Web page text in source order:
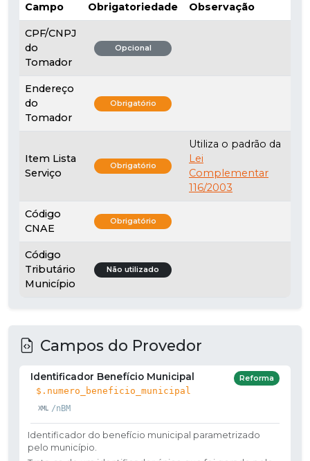
Campo Obrigatoriedade Observação
CPF/CNPJ
do
Tomador
Opcional
Endereço
do
Tomador
Obrigatório
Item Lista
Serviço
Obrigatório
Utiliza o padrão da
Lei
Complementar
116/2003
Código
CNAE
Obrigatório
Código
Tributário
Município
Não utilizado
Campos do Provedor
Identificador Benefício Municipal
$.numero_beneficio_municipal
/nBM
Reforma
Identificador do benefício municipal parametrizado
pelo município.